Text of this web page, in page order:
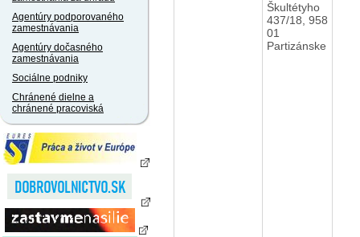
Agentúry podporovaného
zamestnávania
Agentúry dočasného
zamestnávania
Sociálne podniky
Chránené dielne a
chránené pracoviská
Škultétyho
437/18, 958
01
Partizánske